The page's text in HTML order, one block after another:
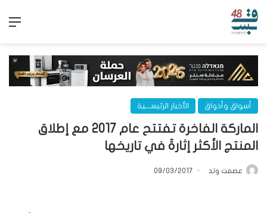
أسواق وأذواق الأخبار الرئيســـية
الماركة الفاخرة تفتتح عام 2017 مع إطلاق
المنتج الأكثر إثارةً في تاريخها
عصمت وتد 09/03/2017